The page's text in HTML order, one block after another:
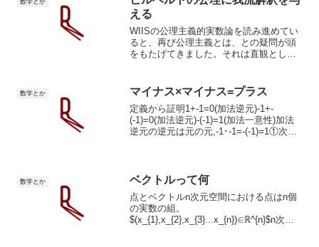
える
WIISの公理主義的実数論を読み進めてい
ると、再び公理主義とは、との疑問が頭
をもたげてきました。それは直観として
る試みだと解釈しています。ウィキペデ
ィアの英語版に...
数学とか マイナス×マイナス=プラス
定義から証明1+-1=0(加法逆元)-1+-
(-1)=0(加法逆元)-(-1)=1(加法一意性)加法
逆元の逆元は元の元,-1･-1=-(-1)=1①次は
数学とか ベクトルって何
点とベクトルn次元空間における点はn個
の実数の組。
$(x_{1},x_{2},x_{3}...x_{n})∈ℝ^{n}$n次元